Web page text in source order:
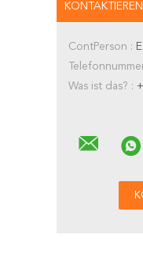
ContPerson :
Was ist das? :